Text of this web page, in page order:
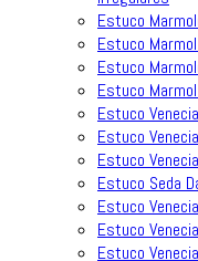
Estuco
Estuco
Estuco
Estuco
Estuco
Estuco
Estuco
Estuco Seda
Estuco
Estuco
Estuco